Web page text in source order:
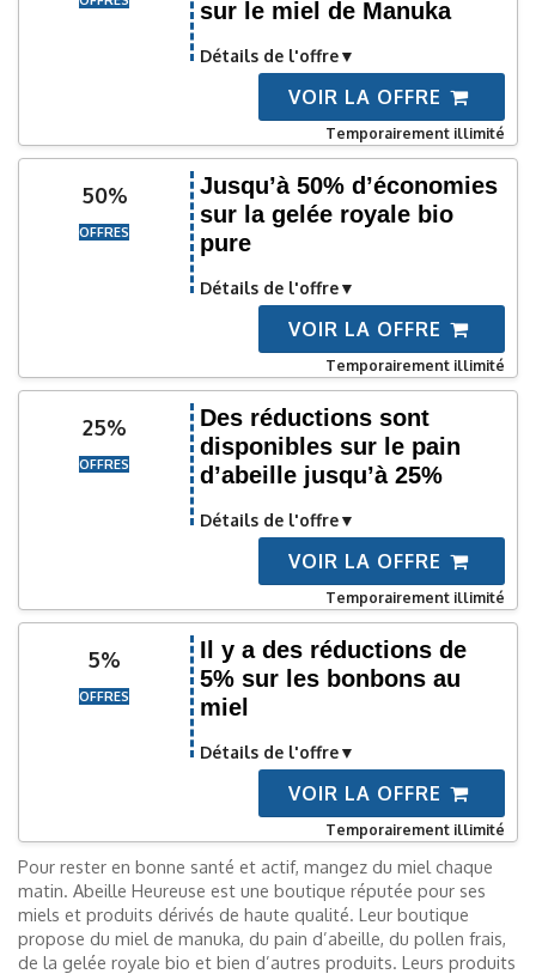
sur le miel de Manuka
Détails de l'offre
VOIR LA OFFRE
Temporairement illimité
50%
OFFRES
Jusqu’à 50% d’économies
sur la gelée royale bio
pure
Détails de l'offre
VOIR LA OFFRE
Temporairement illimité
25%
OFFRES
Des réductions sont
disponibles sur le pain
d’abeille jusqu’à 25%
Détails de l'offre
VOIR LA OFFRE
Temporairement illimité
5%
OFFRES
Il y a des réductions de
5% sur les bonbons au
miel
Détails de l'offre
VOIR LA OFFRE
Temporairement illimité
Pour rester en bonne santé et actif, mangez du miel chaque
matin. Abeille Heureuse est une boutique réputée pour ses
miels et produits dérivés de haute qualité. Leur boutique
propose du miel de manuka, du pain d’abeille, du pollen frais,
de la gelée royale bio et bien d’autres produits. Leurs produits